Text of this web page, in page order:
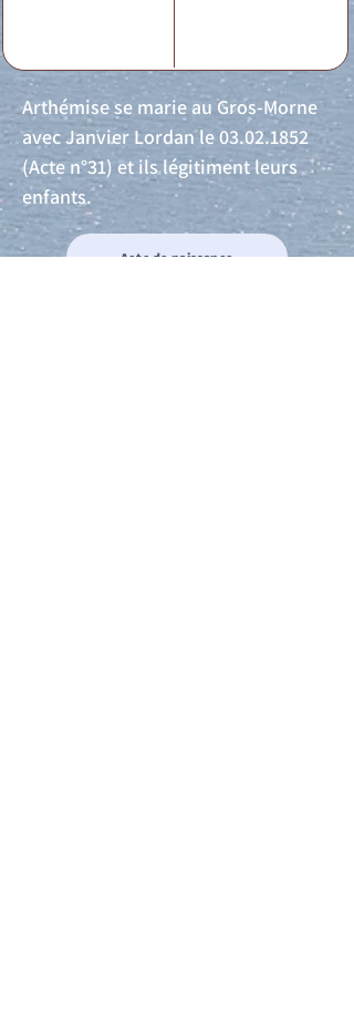
Arthémise se marie au Gros-Morne
avec Janvier Lordan le03.02.1852
(Acte n°31) et ils légitiment leurs
enfants.
Acte de naissance